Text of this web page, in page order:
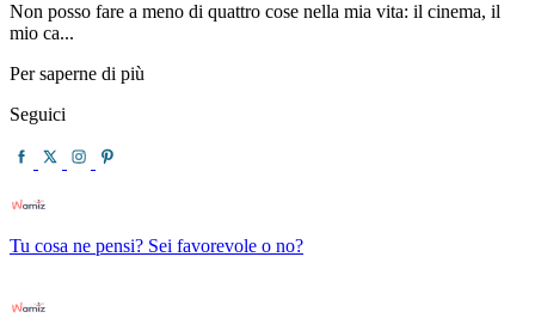
Non posso fare a meno di quattro cose nella mia vita: il cinema, il
mio ca...
Per saperne di più
Seguici
Tu cosa ne pensi? Sei favorevole o no?